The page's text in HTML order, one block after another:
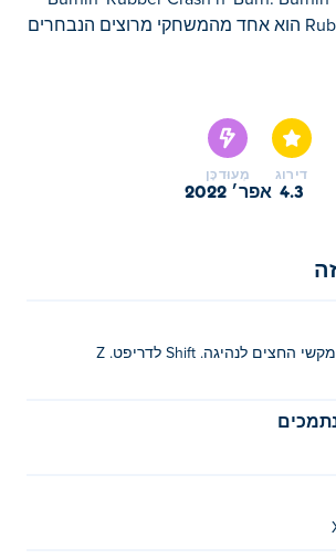
Rubber Crash n' Burn הוא אחד מהמשחקי מרוצים הנבחרים
דירוג
4.3
מְעוּדכָּן
אפר׳ 2022
W, A, S, D או מקשי החצים לנהיגה. Shift לדריפט. Z